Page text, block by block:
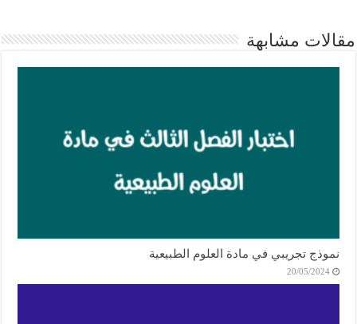
مقالات مشابهة
نموذج تجريبي في مادة العلوم الطبيعية
20/05/2024